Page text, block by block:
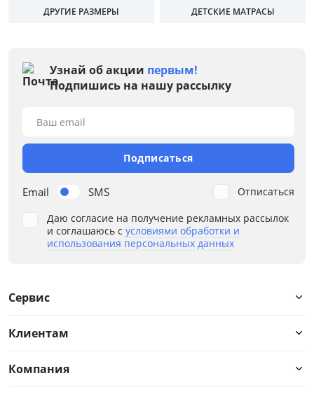
Жесткость первой стороны
Жесткость второй стороны
Высота матраса, см
Нагрузка на спальное место, кг
Материал чехла
Пружин на кв.м
Разная жесткость
В составе кокос
ДРУГИЕ РАЗМЕРЫ ДЕТСКИЕ МАТРАСЫ
Узнай об акции первым!
Подпишись на нашу рассылку
Email SMS
Ваш email
Подписаться
Даю согласие на получение рекламных рассылок
и соглашаюсь с условиями обработки и
использования персональных данных
Отписаться
Сервис
Клиентам
Компания